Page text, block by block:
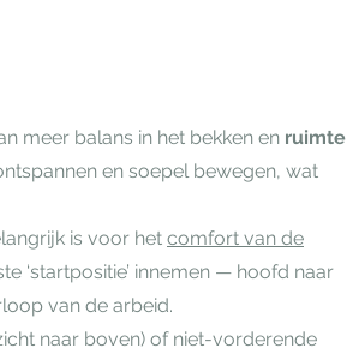
meer balans in het bekken en ruimte
en soepel bewegen, wat
is voor het comfort van de
‘startpositie’ innemen — hoofd naar
van de arbeid.
naar boven) of niet-vorderende